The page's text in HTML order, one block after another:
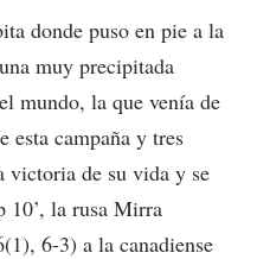
donde puso en pie a la
muy precipitada
mundo, la que venía de
esta campaña y tres
de su vida y se
10’, la rusa Mirra
6-3) a la canadiense